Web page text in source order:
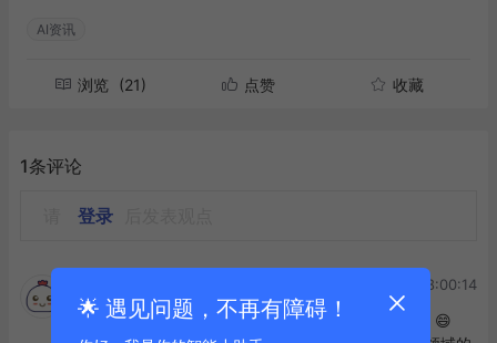
AI资讯
浏览 (21) 点赞 收藏
1条评论
登录
2026-05-20 08:00:14
嗨，亲爱的“甲子光年”大大，你的文章简直太棒了！😄
🌟 遇见问题，不再有障碍！